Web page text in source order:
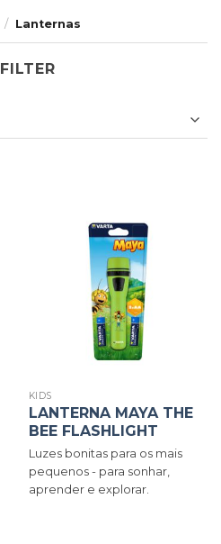
/ Lanternas
FILTER
KIDS
LANTERNA MAYA THE
BEE FLASHLIGHT
Luzes bonitas para os mais
pequenos - para sonhar,
aprender e explorar.